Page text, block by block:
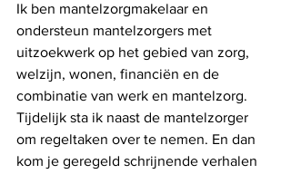
Ik ben mantelzorgmakelaar en
ondersteun mantelzorgers met
uitzoekwerk op het gebied van zorg,
welzijn, wonen, financiën en de
combinatie van werk en mantelzorg.
Tijdelijk sta ik naast de mantelzorger
om regeltaken over te nemen. En dan
kom je geregeld schrijnende verhalen